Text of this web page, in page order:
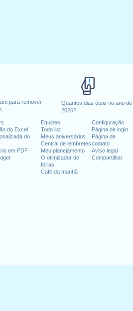
para remover
Quantos dias úteis no ano de
2026?
do Excel
do
em PDF
Equipes
Todo list
Meus aniversários
Central de lembretes
Meu planejamento
O otimizador de
férias
Café da manhã
Configuração
Página de login
Página de
contato
Aviso legal
Compartilhar